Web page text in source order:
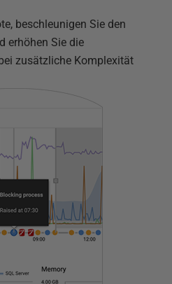
beschleunigen Sie den
erhöhen Sie die
zusätzliche Komplexität